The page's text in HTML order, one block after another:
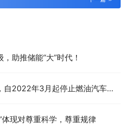
助推储能“大”时代！
年3月起停止燃油汽车的整车生产
体现对尊重科学，尊重规律